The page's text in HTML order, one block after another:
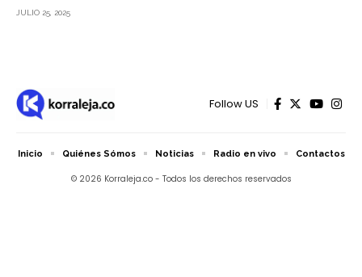
JULIO 25, 2025
Follow US
© 2026 Korraleja.co - Todos los derechos reservados
Inicio Quiénes Sómos Noticias Radio en vivo Contactos